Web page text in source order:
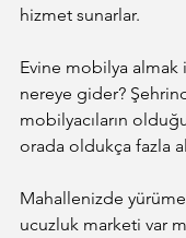
hizmet sunarlar.
Evine mobilya almak
nereye gider?
mobilyacıların
orada oldukça fazla
Mahallenizde
ucuzluk marketi var